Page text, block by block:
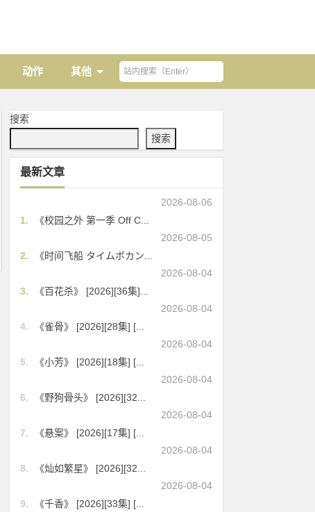
动作 其他
搜索
搜索
最新文章
2026-08-06
1.
《校园之外 第一季 Off C...
2026-08-05
2.
《时间飞船 タイムボカン...
2026-08-04
3.
《百花杀》 [2026][36集]...
2026-08-04
4.
《雀骨》 [2026][28集] [...
2026-08-04
5.
《小芳》 [2026][18集] [...
2026-08-04
6.
《野狗骨头》 [2026][32...
2026-08-04
7.
《悬案》 [2026][17集] [...
2026-08-04
8.
《灿如繁星》 [2026][32...
2026-08-04
9.
《千香》 [2026][33集] [...